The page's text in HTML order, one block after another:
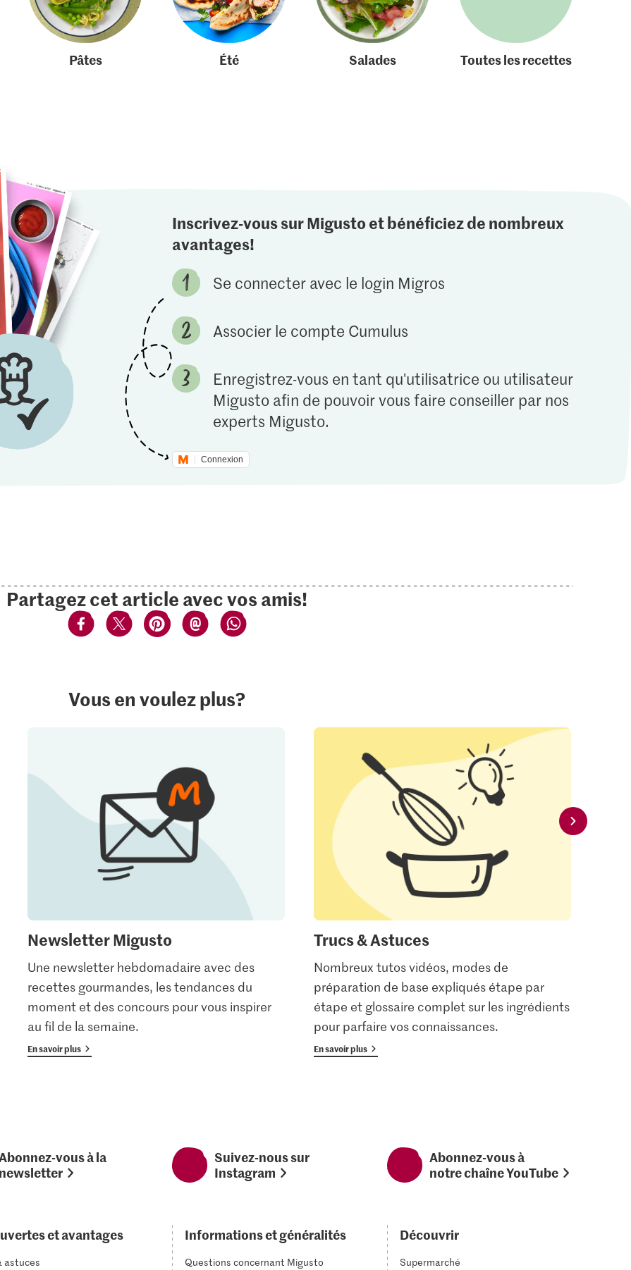
Pâtes Été Salades Toutes les recettes
Inscrivez-vous sur Migusto et bénéficiez de nombreux
avantages!
Se connecter avec le login Migros
Associer le compte Cumulus
Enregistrez-vous en tant qu'utilisatrice ou utilisateur
Migusto afin de pouvoir vous faire conseiller par nos
experts Migusto.
Connexion
Partagez cet article avec vos amis!
Vous en voulez plus?
Newsletter Migusto
Une newsletter hebdomadaire avec des
recettes gourmandes, les tendances du
moment et des concours pour vous inspirer
au fil de la semaine.
En savoir plus
Trucs & Astuces
Nombreux tutos vidéos, modes de
préparation de base expliqués étape par
étape et glossaire complet sur les ingrédients
pour parfaire vos connaissances.
En savoir plus
vous à la
newsletter
Suivez-nous sur
Instagram
Abonnez-vous à
notre chaîne YouTube
et avantages
astuces
Informations et généralités
Questions concernant Migusto
Découvrir
Supermarché